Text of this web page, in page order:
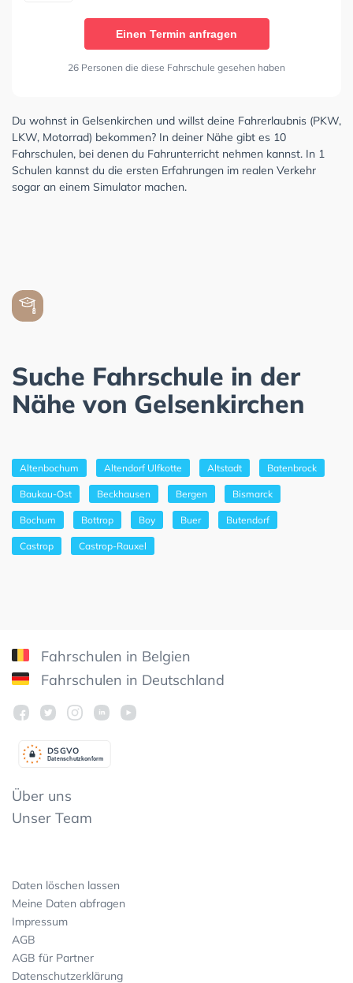
Einen Termin anfragen
26 Personen die diese Fahrschule gesehen haben
Du wohnst in Gelsenkirchen und willst deine Fahrerlaubnis (PKW,
LKW, Motorrad) bekommen? In deiner Nähe gibt es 10
Fahrschulen, bei denen du Fahrunterricht nehmen kannst. In 1
Schulen kannst du die ersten Erfahrungen im realen Verkehr
sogar an einem Simulator machen.
Suche Fahrschule in der
Nähe von Gelsenkirchen
Altenbochum Altendorf Ulfkotte Altstadt Batenbrock
Baukau-Ost Beckhausen Bergen Bismarck
Bochum Bottrop Boy Buer Butendorf
Castrop Castrop-Rauxel
Fahrschulen in Belgien
Fahrschulen in Deutschland
Datenschutzkonform
DSGVO
Über uns
Unser Team
Daten löschen lassen
Meine Daten abfragen
Impressum
AGB
AGB für Partner
Datenschutzerklärung